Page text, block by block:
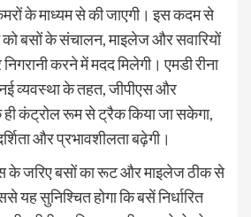
के माध्यम से की जाएगी। इस कदम से
बसों के संचालन, माइलेज और सवारियों
करने में मदद मिलेगी। एमडी रीना
व्यवस्था के तहत, जीपीएस और
ही कंट्रोल रूम से ट्रैक किया जा सकेगा,
और प्रभावशीलता बढ़ेगी।
के जरिए बसों का रूट और माइलेज ठीक से
यह सुनिश्चित होगा कि बसें निर्धारित